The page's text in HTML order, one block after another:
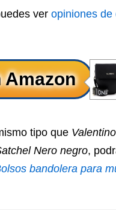
ver opiniones de
tipo que
Nero negro,
bandolera para